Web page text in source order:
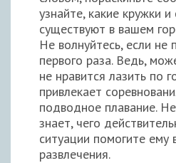
узнайте, какие кружки и
существуют в вашем
Не волнуйтесь, если не
первого раза. Ведь,
не нравится лазить по
привлекает
подводное плавание.
знает, чего
ситуации помогите ему
развлечения.